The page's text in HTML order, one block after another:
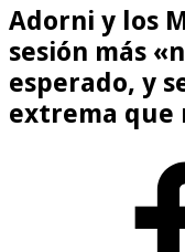
Adorni y los
sesión más
esperado, y
extrema que